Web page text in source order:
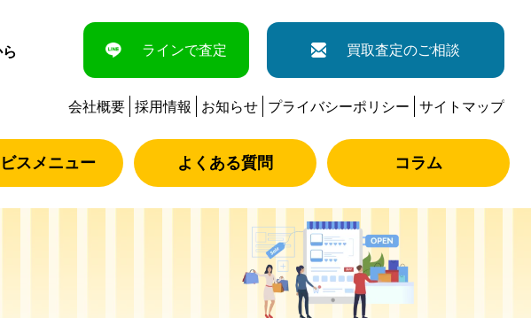
ラインで査定 買取査定のご相談
会社概要 採用情報 お知らせ プライバシーポリシー サイトマップ
スメニュー よくある質問 コラム